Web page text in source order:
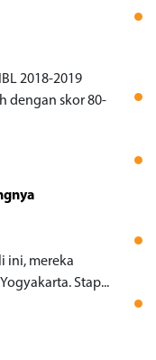
2018-2019
dengan skor 80-
ini, mereka
Stap...